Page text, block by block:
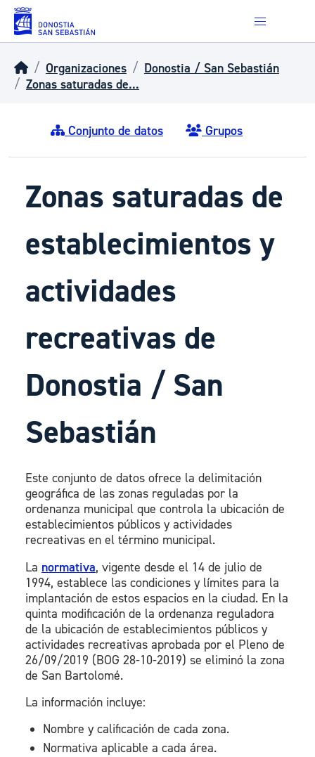
Skip to main content
Organizaciones
Donostia / San Sebastián
Zonas saturadas de...
Conjunto de datos Grupos
Zonas saturadas de
establecimientos y
actividades
recreativas de
Donostia / San
Sebastián
Este conjunto de datos ofrece la delimitación
geográfica de las zonas reguladas por la
ordenanza municipal que controla la ubicación de
establecimientos públicos y actividades
recreativas en el término municipal.
La normativa, vigente desde el 14 de julio de
1994, establece las condiciones y límites para la
implantación de estos espacios en la ciudad. En la
quinta modificación de la ordenanza reguladora
de la ubicación de establecimientos públicos y
actividades recreativas aprobada por el Pleno de
26/09/2019 (BOG 28-10-2019) se eliminó la zona
de San Bartolomé.
La información incluye:
Nombre y calificación de cada zona.
Normativa aplicable a cada área.